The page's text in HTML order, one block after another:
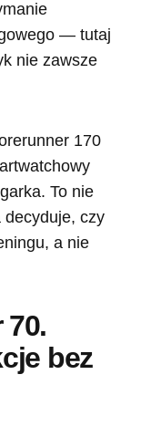
— tutaj
nie zawsze
170
To nie
decyduje, czy
a nie
bez